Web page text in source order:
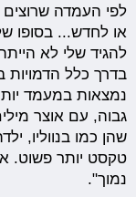
לפי העמדה
או לחדש... בסופו
להגיד שלי לא
בדרך כלל הדמויות
נמצאות במעמד
גבוה, עם אוצר
שהן כמו בנווליו,
טקסט יותר פשוט.
נמוך".